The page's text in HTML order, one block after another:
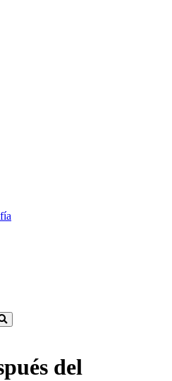
del